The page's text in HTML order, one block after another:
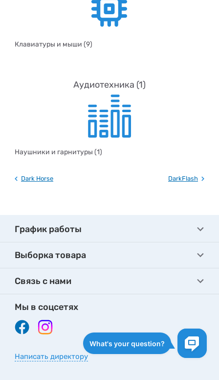
Клавиатуры и мыши (9)
Аудиотехника (1)
Наушники и гарнитуры (1)
Dark Horse DarkFlash
График работы
Выборка товара
Связь с нами
Мы в соцсетях
Написать директору